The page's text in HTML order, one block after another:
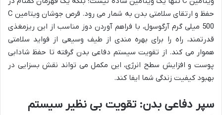
حفظ و ارتقای سلامتی بدن به شمار می رود. قرص جوشان ویتامین C
500 میلی گرم آرگوسول، با فراهم آوردن دوز مناسب از این ریزمغذی
قدرتمند، راه را برای بهره مندی از طیف وسیعی از فواید سلامتی
هموار می کند. از تقویت سیستم دفاعی بدن گرفته تا حفظ شادابی
پوست و افزایش سطح انرژی، این مکمل می تواند نقش بسزایی در
بهبود کیفیت زندگی شما ایفا کند.
سپر دفاعی بدن: تقویت بی نظیر سیستم